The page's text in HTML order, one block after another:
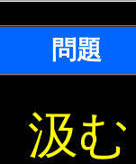
問題
汲む